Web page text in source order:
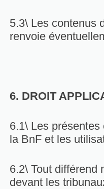
5.3\ Les contenus
renvoie
6. DROIT
6.1\ Les
la BnF et les
6.2\ Tout différend
devant les